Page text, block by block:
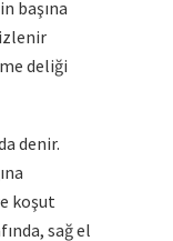
başına
deliği
denir.
koşut
sağ el